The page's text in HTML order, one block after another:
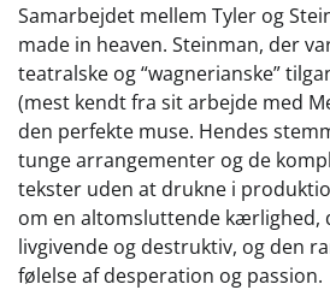
Samarbejdet mellem Tyler og
made in heaven. Steinman, der
teatralske og “wagnerianske”
(mest kendt fra sit arbejde med
den perfekte muse. Hendes
tunge arrangementer og de
tekster uden at drukne i
om en altomsluttende kærlighed,
livgivende og destruktiv, og den
følelse af desperation og passion.